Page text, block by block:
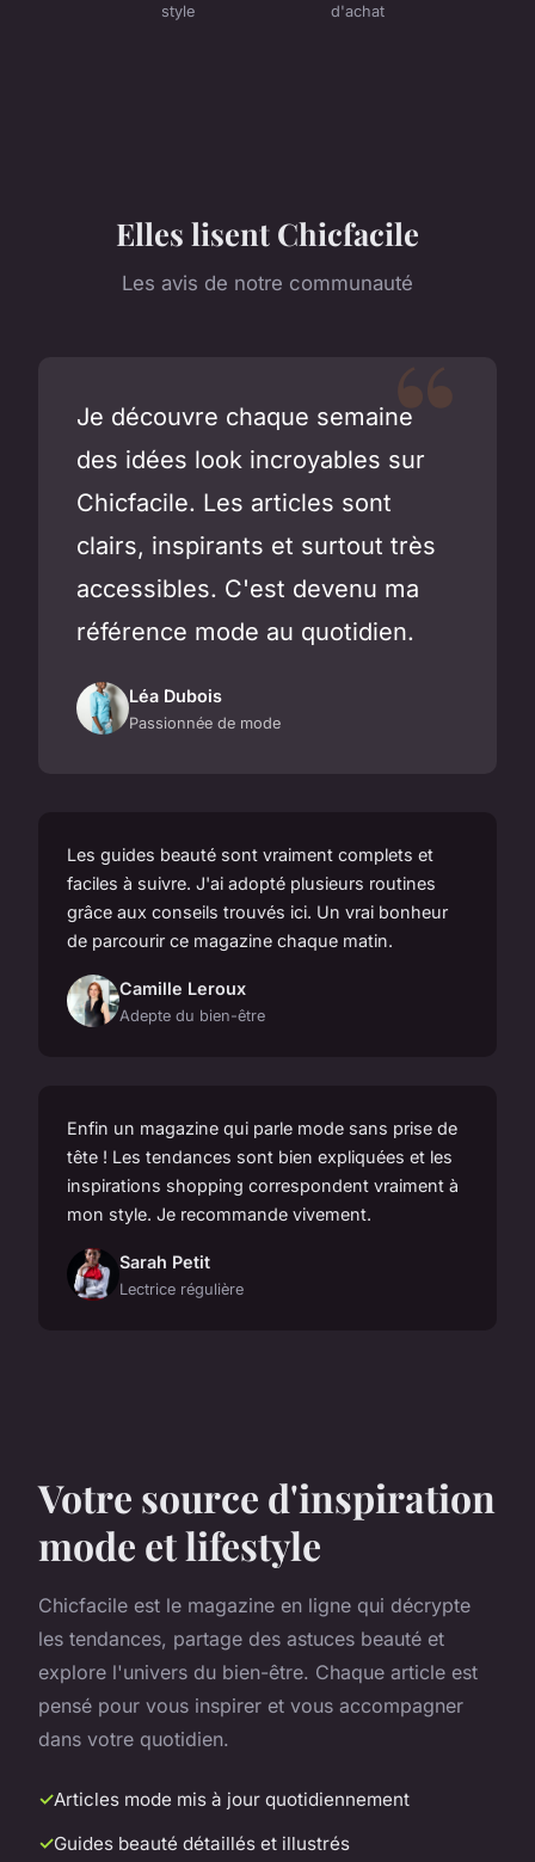
style
d'achat
Elles lisent Chicfacile
Les avis de notre communauté
Je découvre chaque semaine
des idées look incroyables sur
Chicfacile. Les articles sont
clairs, inspirants et surtout très
accessibles. C'est devenu ma
référence mode au quotidien.
Léa Dubois
Passionnée de mode
Les guides beauté sont vraiment complets et
faciles à suivre. J'ai adopté plusieurs routines
grâce aux conseils trouvés ici. Un vrai bonheur
de parcourir ce magazine chaque matin.
Camille Leroux
Adepte du bien-être
Enfin un magazine qui parle mode sans prise de
tête ! Les tendances sont bien expliquées et les
inspirations shopping correspondent vraiment à
mon style. Je recommande vivement.
Sarah Petit
Lectrice régulière
Votre source d'inspiration
mode et lifestyle
Chicfacile est le magazine en ligne qui décrypte
les tendances, partage des astuces beauté et
explore l'univers du bien-être. Chaque article est
pensé pour vous inspirer et vous accompagner
dans votre quotidien.
Articles mode mis à jour quotidiennement
Guides beauté détaillés et illustrés